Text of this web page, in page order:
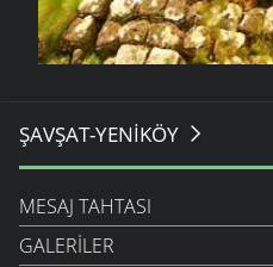
ŞAVŞAT-YENIKÖY
MESAJ TAHTASI
GALERILER